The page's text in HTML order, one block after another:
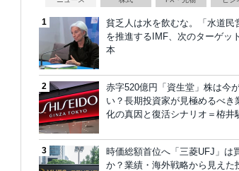
貧乏人は水を飲むな。「水道民
を推進するIMF、次のターゲッ
本
赤字520億円「資生堂」株は今
い？長期投資家が見極めるべき
化の真因と復活シナリオ＝栫井
時価総額首位へ「三菱UFJ」は
か？業績・海外戦略から見えた